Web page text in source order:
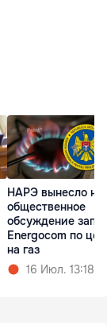
НАРЭ вынесло на
общественное
обсуждение
Energocom по
на газ
16 Июл. 13:18